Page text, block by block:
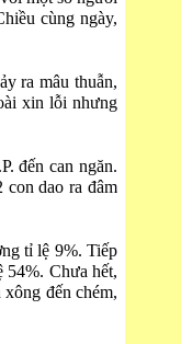
cùng ngày,
ra mâu thuẫn,
xin lỗi nhưng
đến can ngăn.
dao ra đâm
tỉ lệ 9%. Tiếp
54%. Chưa hết,
đến chém,